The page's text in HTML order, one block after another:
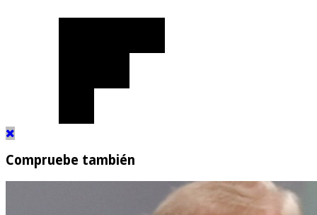
Compruebe también